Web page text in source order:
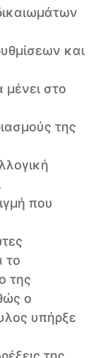
και
μένει στο
της
που
το
της
ο
υπήρξε